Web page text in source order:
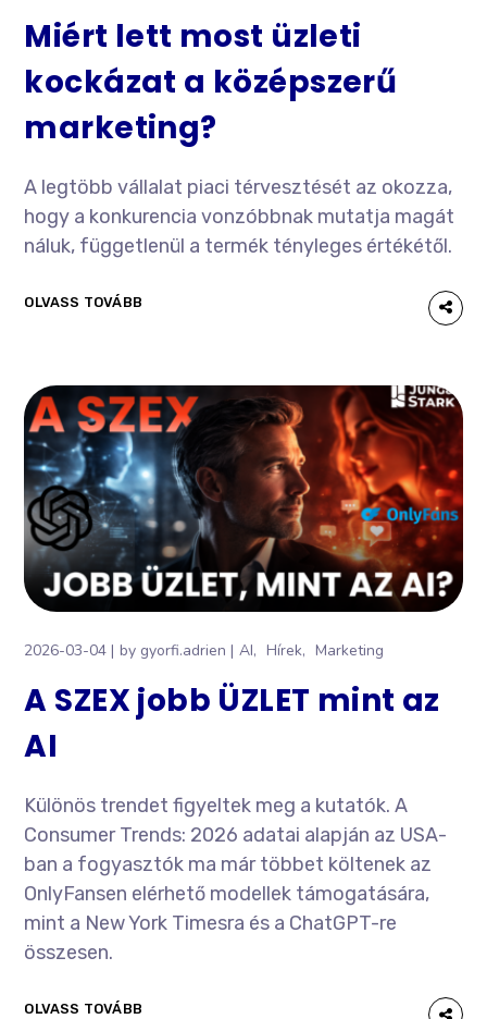
Miért lett most üzleti
kockázat a középszerű
marketing?
A legtöbb vállalat piaci térvesztését az okozza,
hogy a konkurencia vonzóbbnak mutatja magát
náluk, függetlenül a termék tényleges értékétől.
OLVASS TOVÁBB
2026-03-04 by gyorfi.adrien AI Hírek Marketing
A SZEX jobb ÜZLET mint az
AI
Különös trendet figyeltek meg a kutatók. A
Consumer Trends: 2026 adatai alapján az USA-
ban a fogyasztók ma már többet költenek az
OnlyFansen elérhető modellek támogatására,
mint a New York Timesra és a ChatGPT-re
összesen.
OLVASS TOVÁBB